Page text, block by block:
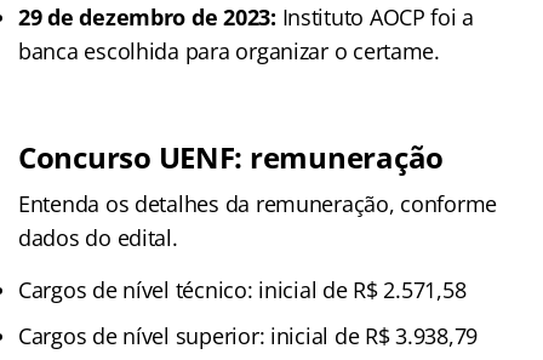
29 de dezembro de 2023: Instituto AOCP foi a
banca escolhida para organizar o certame.
Concurso UENF: remuneração
Entenda os detalhes da remuneração, conforme
dados do edital.
Cargos de nível técnico: inicial de R$ 2.571,58
Cargos de nível superior: inicial de R$ 3.938,79